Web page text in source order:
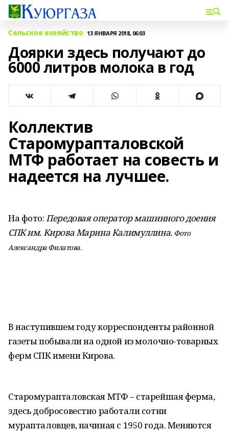
Сельское хозяйство 13 ЯНВАРЯ 2018, 06:03
Доярки здесь получают до
6000 литров молока в год
Коллектив
Старомурапталовской
МТФ работает на совесть и
надеется на лучшее.
На фото:Передовая оператор машинного доения
СПК им. Кирова Марина Калимуллина. Фото
Александра Филатова.
В наступившем году корреспонденты районной
газеты побывали на одной из молочно-товарных
ферм СПК имени Кирова.
Старомурапталовская МТФ – старейшая ферма,
здесь добросовестно работали сотни
мурапталовцев, начиная с 1950 года. Меняются